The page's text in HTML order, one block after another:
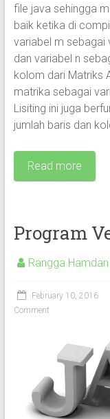
file java sehingga
baik ketika di
variabel m sebagai
dan variabel n
kolom dari Matriks
matrika sebagai
Lisiting ini juga
jumlah baris dan
Read more
Program
Rangga Hamdan
February 10, 2016
Comment